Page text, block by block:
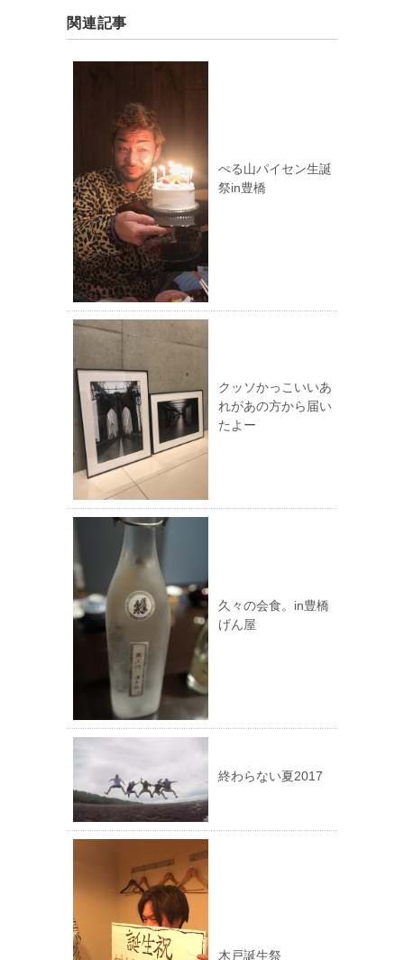
関連記事
ぺる山パイセン生誕
祭in豊橋
クッソかっこいいあ
れがあの方から届い
たよー
久々の会食。in豊橋
げん屋
終わらない夏2017
木戸誕生祭